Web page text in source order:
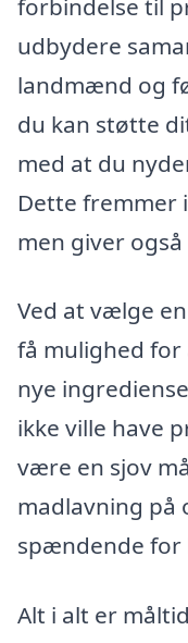
forbindelse til
udbydere
landmænd og
du kan støtte
med at du
Dette fremmer
men giver
Ved at vælge
få mulighed
nye
ikke ville have
være en sjov
madlavning på
spændende for
Alt i alt er